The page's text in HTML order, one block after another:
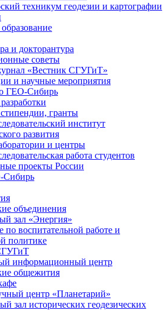
техникум геодезии и картографии
и докторантура
советы
«Вестник СГУГиТ»
и научные мероприятия
ГЕО-Сибирь
гранты
институт
развития
и центры
работа студентов
проекты России
Сибирь
объединения
зал «Энергия»
по воспитательной работе и
политике
информационный центр
общежития
центр «Планетарий»
зал исторических геодезических